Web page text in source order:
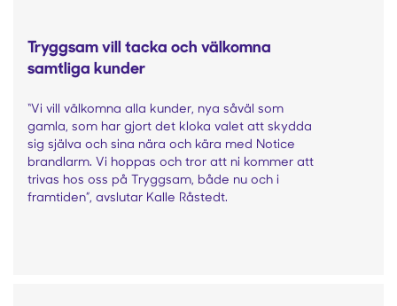
Tryggsam vill tacka och välkomna
samtliga kunder
“Vi vill välkomna alla kunder, nya såväl som
gamla, som har gjort det kloka valet att skydda
sig själva och sina nära och kära med Notice
brandlarm. Vi hoppas och tror att ni kommer att
trivas hos oss på Tryggsam, både nu och i
framtiden”, avslutar Kalle Råstedt.